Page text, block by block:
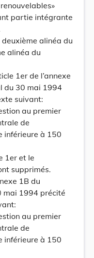
partie intégrante
alinéa du
alinéa du
1er de l’annexe
du 30 mai 1994
suivant:
au premier
de
inférieure à 150
1er et le
supprimés.
1B du
mai 1994 précité
au premier
de
inférieure à 150